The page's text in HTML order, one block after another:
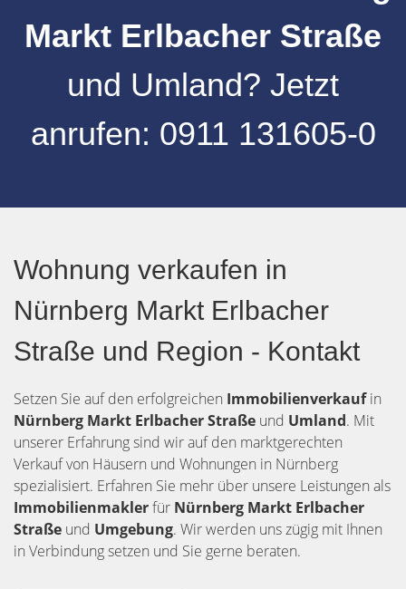
Markt Erlbacher Straße
und Umland? Jetzt
anrufen: 0911 131605-0
Wohnung verkaufen in
Nürnberg Markt Erlbacher
Straße und Region - Kontakt
Setzen Sie auf den erfolgreichen Immobilienverkaufin
Nürnberg Markt Erlbacher Straße und Umland. Mit
unserer Erfahrung sind wir auf den marktgerechten
Verkauf von Häusern und Wohnungen in Nürnberg
spezialisiert. Erfahren Sie mehr über unsere Leistungen als
Immobilienmaklerfür Nürnberg Markt Erlbacher
Straße und Umgebung. Wir werden uns zügig mit Ihnen
in Verbindung setzen und Sie gerne beraten.